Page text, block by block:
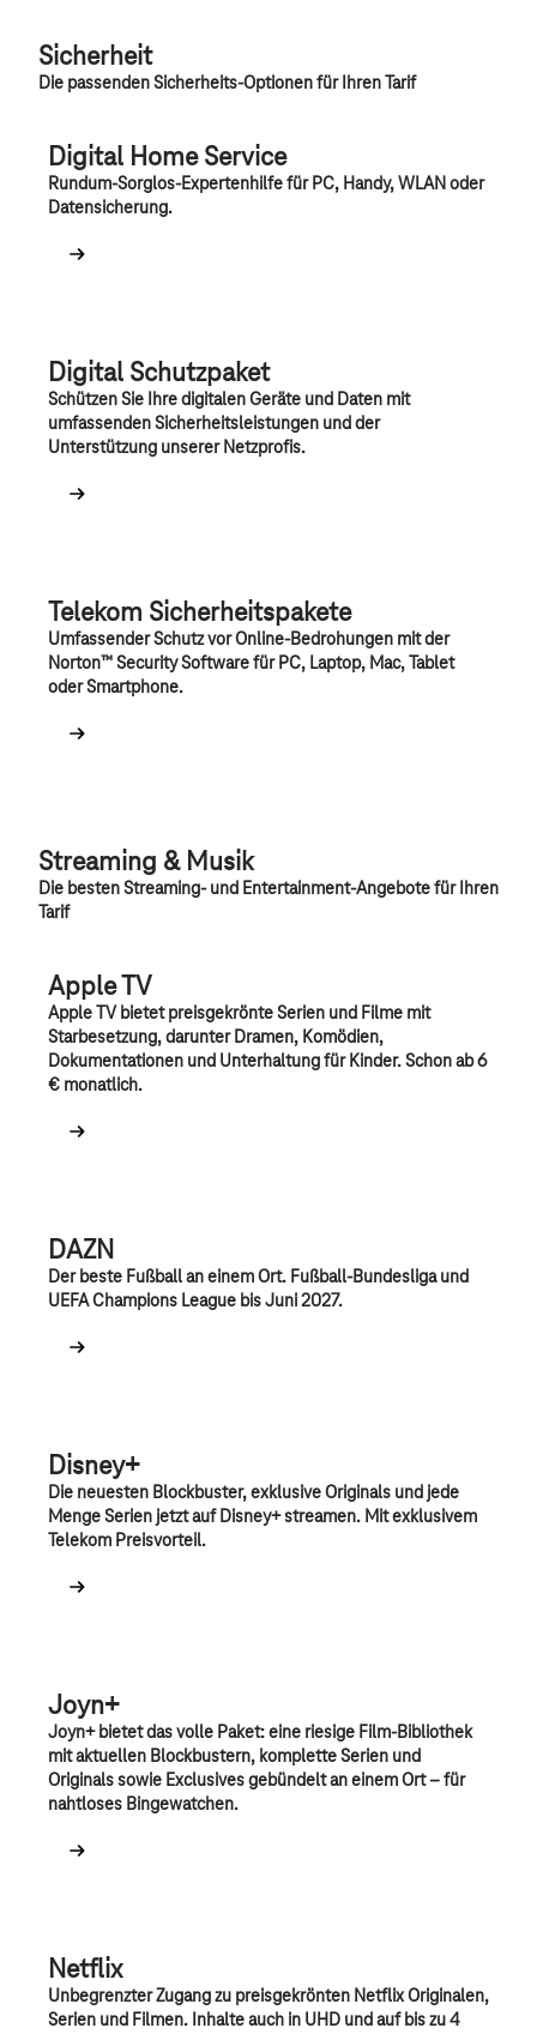
Sicherheit
Die passenden Sicherheits-Optionen für Ihren Tarif
Digital Home Service
Rundum-Sorglos-Expertenhilfe für PC, Handy, WLAN oder
Datensicherung.
Digital Schutzpaket
Schützen Sie Ihre digitalen Geräte und Daten mit
umfassenden Sicherheitsleistungen und der
Unterstützung unserer Netzprofis.
Telekom Sicherheitspakete
Umfassender Schutz vor Online-Bedrohungen mit der
Norton™ Security Software für PC, Laptop, Mac, Tablet
oder Smartphone.
Streaming & Musik
Die besten Streaming- und Entertainment-Angebote für Ihren
Tarif
Apple TV
Apple TV bietet preisgekrönte Serien und Filme mit
Starbesetzung, darunter Dramen, Komödien,
Dokumentationen und Unterhaltung für Kinder. Schon ab 6
€ monatlich.
DAZN
Der beste Fußball an einem Ort. Fußball-Bundesliga und
UEFA Champions League bis Juni 2027.
Disney+
Die neuesten Blockbuster, exklusive Originals und jede
Menge Serien jetzt auf Disney+ streamen. Mit exklusivem
Telekom Preisvorteil.
Joyn+
Joyn+ bietet das volle Paket: eine riesige Film-Bibliothek
mit aktuellen Blockbustern, komplette Serien und
Originals sowie Exclusives gebündelt an einem Ort – für
nahtloses Bingewatchen.
Netflix
Unbegrenzter Zugang zu preisgekrönten Netflix Originalen,
Serien und Filmen. Inhalte auch in UHD und auf bis zu 4